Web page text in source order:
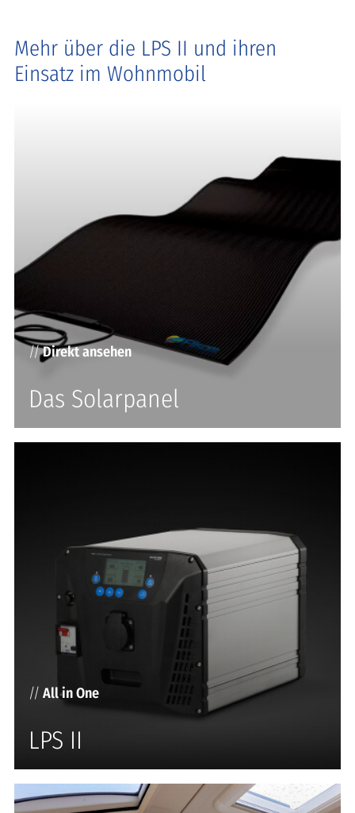
Mehr über die LPS II und ihren
Einsatz im Wohnmobil
//Direkt ansehen
Das Solarpanel
// All in One
LPS II